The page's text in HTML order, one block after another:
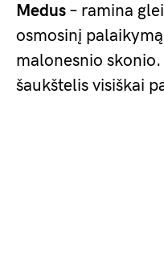
Medus – ramina
osmosinį
malonesnio
šaukštelis visiškai